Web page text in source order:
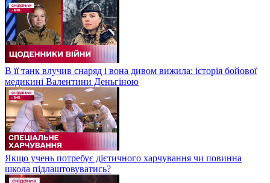
В її танк влучив снаряд і вона дивом вижила: історія бойової
медикині Валентини Деньгіною
Якщо учень потребує дієтичного харчування чи повинна
школа підлаштовуватись?